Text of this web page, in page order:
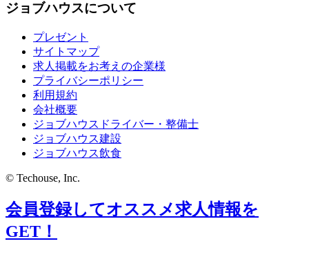
ジョブハウスについて
プレゼント
サイトマップ
求人掲載をお考えの企業様
プライバシーポリシー
利用規約
会社概要
ジョブハウスドライバー・整備士
ジョブハウス建設
ジョブハウス飲食
© Techouse, Inc.
会員登録してオススメ求人情報を
GET！